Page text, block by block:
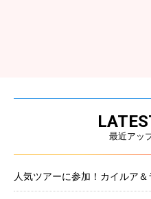
最近アッ
人気ツアーに参加！カイルア